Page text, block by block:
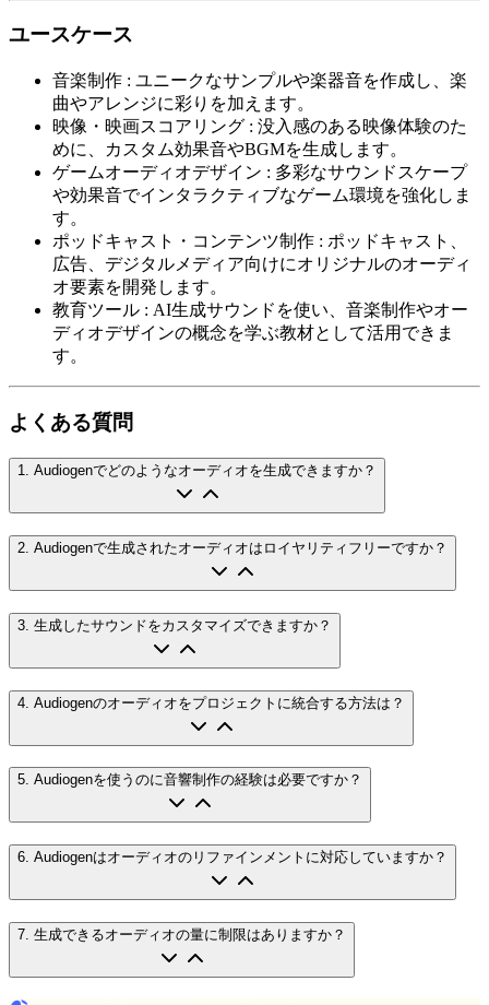
ユースケース
音楽制作 : ユニークなサンプルや楽器音を作成し、楽
曲やアレンジに彩りを加えます。
映像・映画スコアリング : 没入感のある映像体験のた
めに、カスタム効果音やBGMを生成します。
ゲームオーディオデザイン : 多彩なサウンドスケープ
や効果音でインタラクティブなゲーム環境を強化しま
す。
ポッドキャスト・コンテンツ制作 : ポッドキャスト、
広告、デジタルメディア向けにオリジナルのオーディ
オ要素を開発します。
教育ツール : AI生成サウンドを使い、音楽制作やオー
ディオデザインの概念を学ぶ教材として活用できま
す。
よくある質問
1. Audiogenでどのようなオーディオを生成できますか？
2. Audiogenで生成されたオーディオはロイヤリティフリーですか？
3 生成したサウンドをカスタマイズできますか？
4 Audiogenのオーディオをプロジェクトに統合する方法は？
5. Audiogenを使うのに音響制作の経験は必要ですか？
6. Audiogenはオーディオのリファインメントに対応していますか？
7 生成できるオーディオの量に制限はありますか？